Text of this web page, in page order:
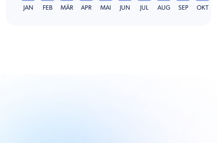
JAN FEB MÄR APR MAI JUN JUL AUG SEP OKT